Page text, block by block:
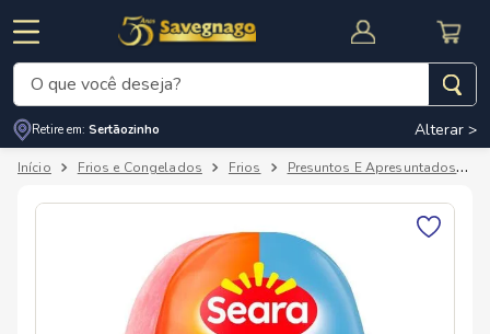
CUPOM DE DESCONTO
O que você deseja?
Retire em: Sertãozinho Alterar >
Frios e Congelados Frios Presuntos E Apresuntados
Termos mais buscados